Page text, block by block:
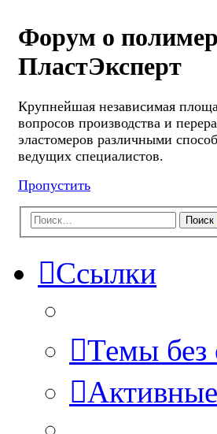
Форум о
ПластЭксперт
Крупнейшая независимая
вопросов производства и
эластомеров различными
ведущих специалистов.
Пропустить
Поиск
Ссылки
Темы без